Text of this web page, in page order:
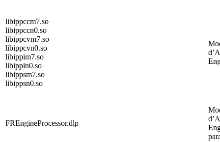
libippccm7.so
libippccn0.so
libippcvm7.so
libippcvn0.so
libippim7.so
libippin0.so
libippsm7.so
libippsn0.so
FREngineProcessor.dlp